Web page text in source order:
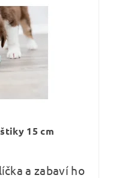
15 cm
a zabaví ho